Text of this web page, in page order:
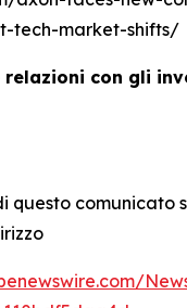
tech-market-shifts/
relazioni con gli
questo comunicato